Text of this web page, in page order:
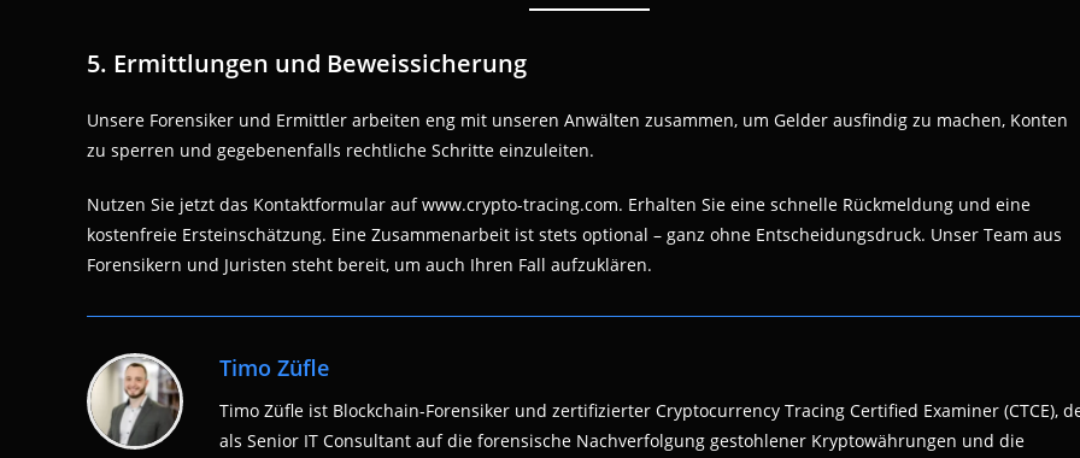
5. Ermittlungen und Beweissicherung
Unsere Forensiker und Ermittler arbeiten eng mit unseren Anwälten zusammen, um Gelder ausfindig zu machen, Konten
zu sperren und gegebenenfalls rechtliche Schritte einzuleiten.
Nutzen Sie jetzt das Kontaktformular auf www.crypto-tracing.com. Erhalten Sie eine schnelle Rückmeldung und eine
kostenfreie Ersteinschätzung. Eine Zusammenarbeit ist stets optional – ganz ohne Entscheidungsdruck. Unser Team aus
Forensikern und Juristen steht bereit, um auch Ihren Fall aufzuklären.
Timo Züfle
Timo Züfle ist Blockchain-Forensiker und zertifizierter Cryptocurrency Tracing Certified Examiner (CTCE),
als Senior IT Consultant auf die forensische Nachverfolgung gestohlener Kryptowährungen und die